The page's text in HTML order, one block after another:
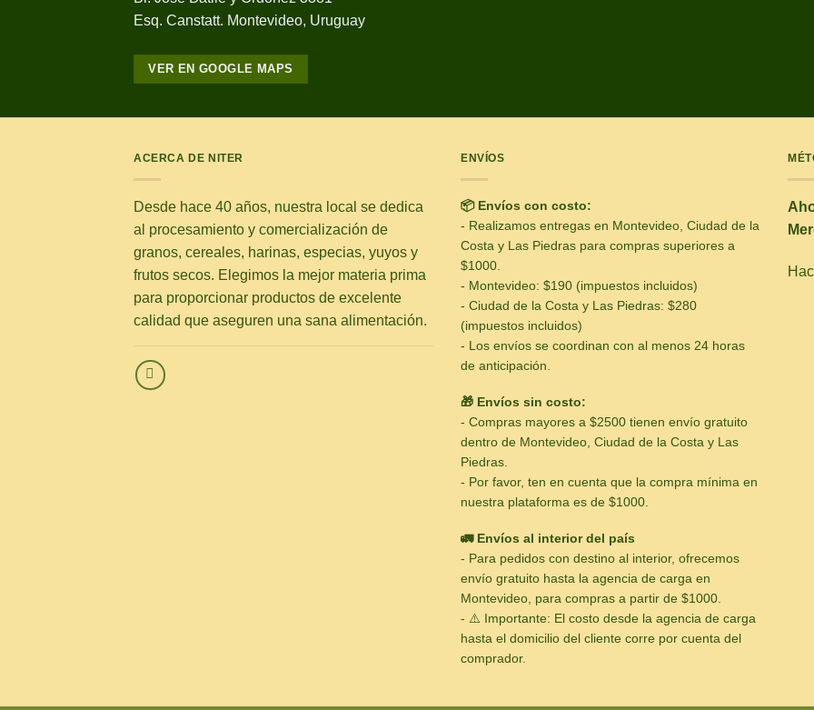
Esq. Canstatt. Montevideo, Uruguay
VER EN GOOGLE MAPS
ACERCA DE NITER
Desde hace 40 años, nuestra local se dedica
al procesamiento y comercialización de
granos, cereales, harinas, especias, yuyos y
frutos secos. Elegimos la mejor materia prima
para proporcionar productos de excelente
calidad que aseguren una sana alimentación.
ENVÍOS
📦 Envíos con costo:
- Realizamos entregas en Montevideo, Ciudad de la
Costa y Las Piedras para compras superiores a
$1000.
- Montevideo: $190 (impuestos incluidos)
- Ciudad de la Costa y Las Piedras: $280
(impuestos incluidos)
- Los envíos se coordinan con al menos 24 horas
de anticipación.
🎁 Envíos sin costo:
- Compras mayores a $2500 tienen envío gratuito
dentro de Montevideo, Ciudad de la Costa y Las
Piedras.
- Por favor, ten en cuenta que la compra mínima en
nuestra plataforma es de $1000.
🚛 Envíos al interior del país
- Para pedidos con destino al interior, ofrecemos
envío gratuito hasta la agencia de carga en
Montevideo, para compras a partir de $1000.
- ⚠️ Importante: El costo desde la agencia de carga
hasta el domicilio del cliente corre por cuenta del
comprador.